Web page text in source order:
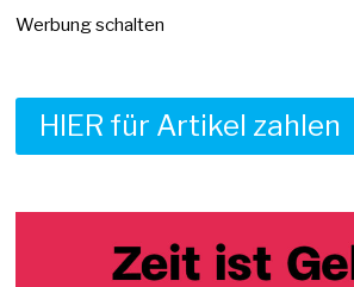
Werbung schalten
HIER für Artikel zahlen